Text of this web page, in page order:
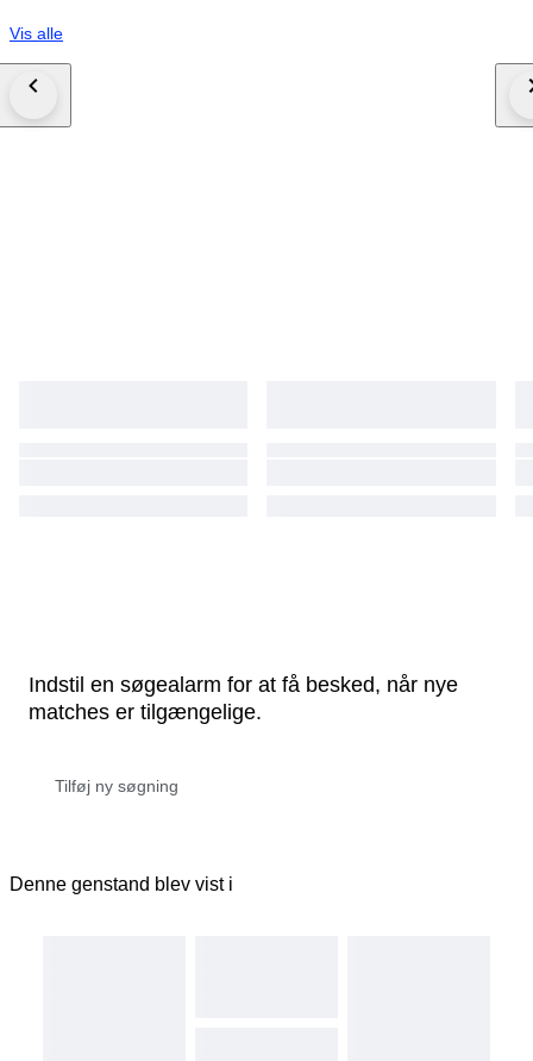
Vis alle
Indstil en søgealarm for at få besked, når nye
matches er tilgængelige.
Denne genstand blev vist i